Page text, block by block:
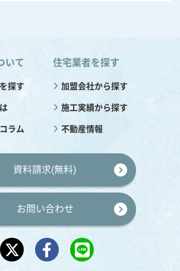
いて
探す
ラム
住宅業者を探す
加盟会社から探す
施工実績から探す
不動産情報
資料請求(無料)
お問い合わせ